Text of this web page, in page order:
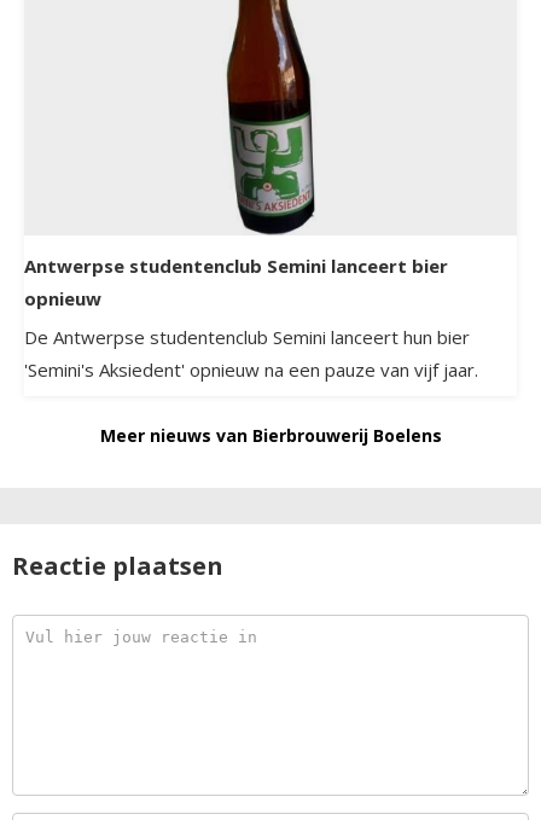
Antwerpse studentenclub Semini lanceert bier
opnieuw
De Antwerpse studentenclub Semini lanceert hun bier
'Semini's Aksiedent' opnieuw na een pauze van vijf jaar.
Meer nieuws van Bierbrouwerij Boelens
Reactie plaatsen